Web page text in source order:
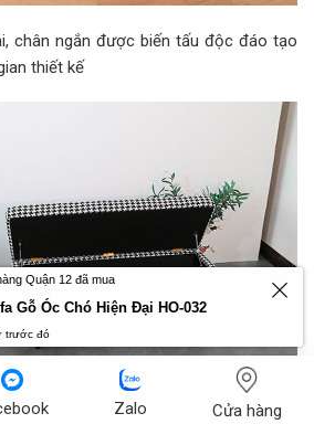
chân ngắn được biến tấu độc đáo tạo
thiết kế
Zalo Cửa hàng
Quận 12 đã mua
Gỗ Óc Chó Hiện Đại HO-032
trước đó